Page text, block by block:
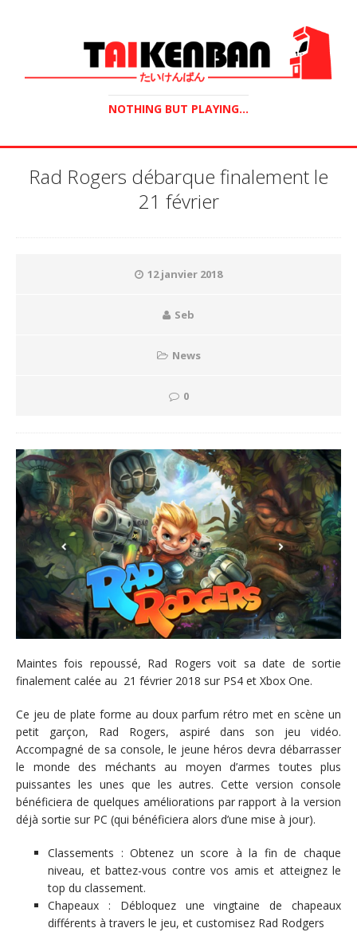
NOTHING BUT PLAYING...
Rad Rogers débarque finalement le
21 février
12 janvier 2018
Seb
News
0
Maintes fois repoussé, Rad Rogers voit sa date de sortie
finalement calée au 21 février 2018 sur PS4 et Xbox One.
Ce jeu de plate forme au doux parfum rétro met en scène un
petit garçon, Rad Rogers, aspiré dans son jeu vidéo.
Accompagné de sa console, le jeune héros devra débarrasser
le monde des méchants au moyen d’armes toutes plus
puissantes les unes que les autres. Cette version console
bénéficiera de quelques améliorations par rapport à la version
déjà sortie sur PC (qui bénéficiera alors d’une mise à jour).
Classements : Obtenez un score à la fin de chaque
niveau, et battez-vous contre vos amis et atteignez le
top du classement.
Chapeaux : Débloquez une vingtaine de chapeaux
différents à travers le jeu, et customisez Rad Rodgers